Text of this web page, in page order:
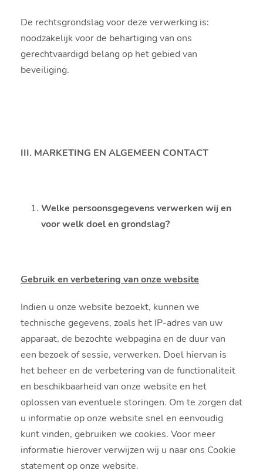
De rechtsgrondslag voor deze verwerking is:
noodzakelijk voor de behartiging van ons
gerechtvaardigd belang op het gebied van
beveiliging.
III. MARKETING EN ALGEMEEN CONTACT
Welke persoonsgegevens verwerken wij en
voor welk doel en grondslag?
Gebruik en verbetering van onze website
Indien u onze website bezoekt, kunnen we
technische gegevens, zoals het IP-adres van uw
apparaat, de bezochte webpagina en de duur van
een bezoek of sessie, verwerken. Doel hiervan is
het beheer en de verbetering van de functionaliteit
en beschikbaarheid van onze website en het
oplossen van eventuele storingen. Om te zorgen dat
u informatie op onze website snel en eenvoudig
kunt vinden, gebruiken we cookies. Voor meer
informatie hierover verwijzen wij u naar ons Cookie
statement op onze website.